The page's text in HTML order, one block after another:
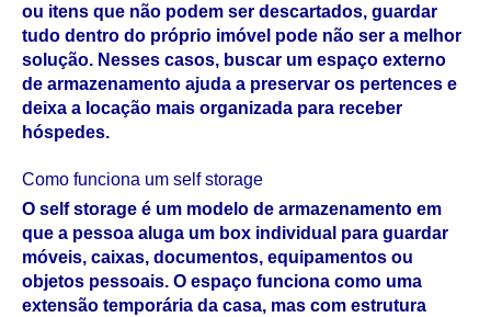
ou itens que não podem ser descartados, guardar
tudo dentro do próprio imóvel pode não ser a melhor
solução. Nesses casos, buscar um espaço externo
de armazenamento ajuda a preservar os pertences e
deixa a locação mais organizada para receber
hóspedes.
Como funciona um self storage
O self storage é um modelo de armazenamento em
que a pessoa aluga um box individual para guardar
móveis, caixas, documentos, equipamentos ou
objetos pessoais. O espaço funciona como uma
extensão temporária da casa, mas com estrutura